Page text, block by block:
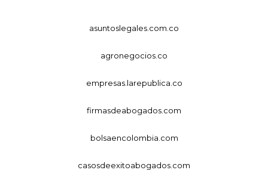
asuntoslegales.com.co
agronegocios.co
empresas.larepublica.co
firmasdeabogados.com
bolsaencolombia.com
casosdeexitoabogados.com